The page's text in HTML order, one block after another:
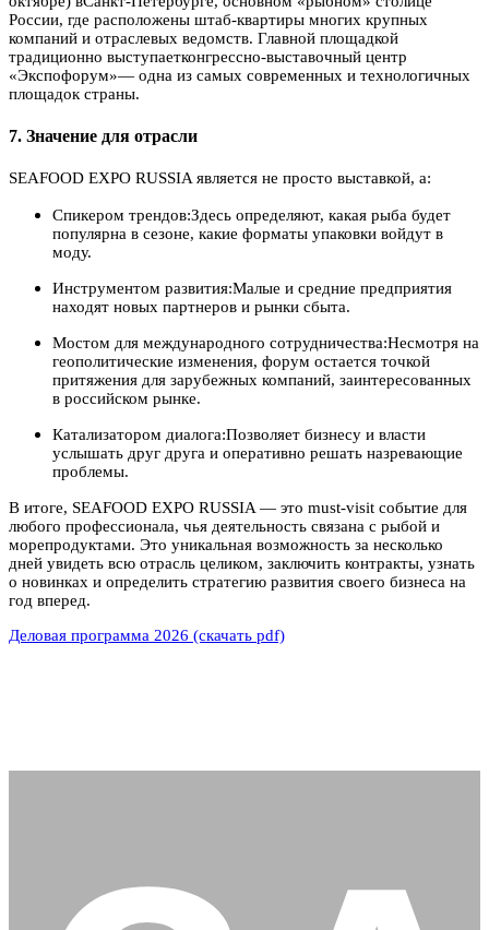
России, где расположены штаб-квартиры многих крупных
компаний и отраслевых ведомств. Главной площадкой
традиционно выступаетконгрессно-выставочный центр
«Экспофорум»— одна из самых современных и технологичных
площадок страны.
7. Значение для отрасли
SEAFOOD EXPO RUSSIA является не просто выставкой, а:
Спикером трендов:Здесь определяют, какая рыба будет
популярна в сезоне, какие форматы упаковки войдут в
моду.
Инструментом развития:Малые и средние предприятия
находят новых партнеров и рынки сбыта.
Мостом для международного сотрудничества:Несмотря на
геополитические изменения, форум остается точкой
притяжения для зарубежных компаний, заинтересованных
в российском рынке.
Катализатором диалога:Позволяет бизнесу и власти
услышать друг друга и оперативно решать назревающие
проблемы.
В итоге, SEAFOOD EXPO RUSSIA — это must-visit событие для
любого профессионала, чья деятельность связана с рыбой и
морепродуктами. Это уникальная возможность за несколько
дней увидеть всю отрасль целиком, заключить контракты, узнать
о новинках и определить стратегию развития своего бизнеса на
год вперед.
Деловая программа 2026 (скачать pdf)